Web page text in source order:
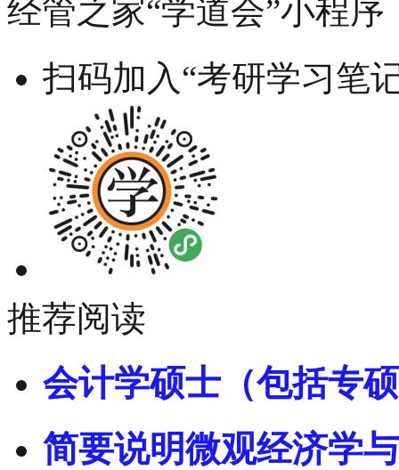
经管之家“学道会”小程序
扫码加入“考研学习笔
推荐阅读
会计学硕士（包括专
简要说明微观经济学